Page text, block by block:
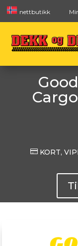
nettbutikk
Cargo
 KORT,